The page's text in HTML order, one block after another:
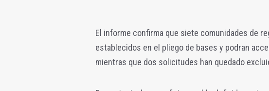
El informe confirma que siete comunidades de
establecidos en el pliego de bases y podran
mientras que dos solicitudes han quedado